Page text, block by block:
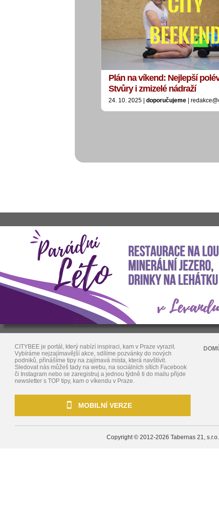
Plán na víkend: Nejlepší
Stvůry i zmizelé nádraží
24. 10. 2025 | doporučujeme |
CITYBEE je portál, který nabízí inspiraci, kam v Praze vyrazit.
Vybíráme nejzajímavější akce, sdílíme pozvánky do nových
podniků, přinášíme tipy na zajímavá místa, která navštívit.
Sledovat nás můžeš tady na webu, na sociálních sítích Facebook
či Instagram nebo se zaregistruj a jednou týdně ti do mailu přijde
newsletter s TOP tipy, kam o víkendu v Praze.
MOBILNÍ VERZE
Copyright © 2012-2026 Tabernas 21, s.r.o.